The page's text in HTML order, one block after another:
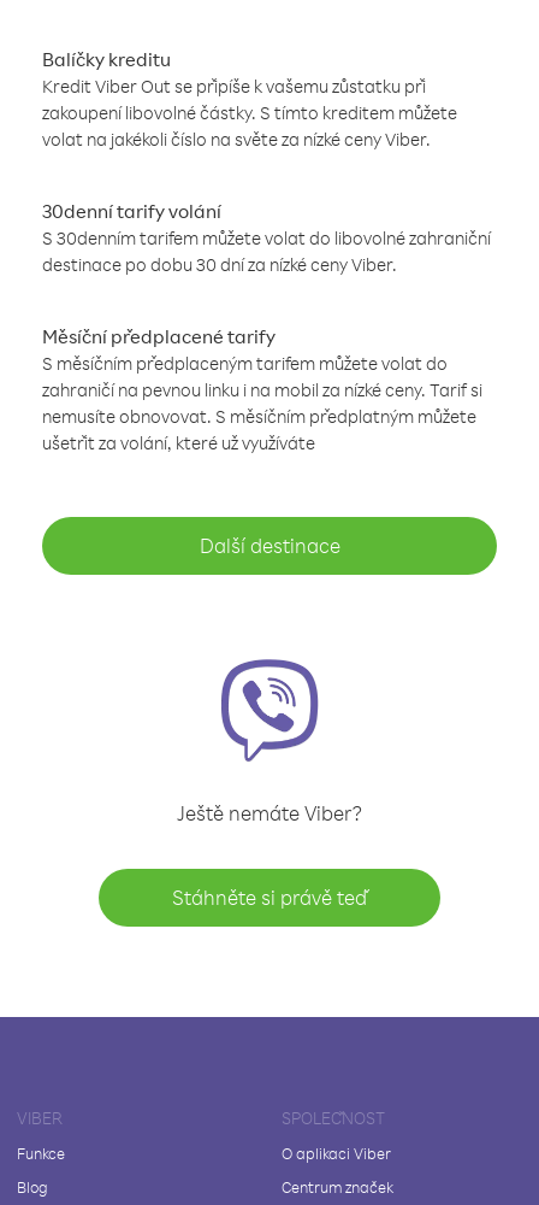
Balíčky kreditu
Kredit Viber Out se připíše k vašemu zůstatku při
zakoupení libovolné částky. S tímto kreditem můžete
volat na jakékoli číslo na světe za nízké ceny Viber.
30denní tarify volání
S 30denním tarifem můžete volat do libovolné zahraniční
destinace po dobu 30 dní za nízké ceny Viber.
Měsíční předplacené tarify
S měsíčním předplaceným tarifem můžete volat do
zahraničí na pevnou linku i na mobil za nízké ceny. Tarif si
nemusíte obnovovat. S měsíčním předplatným můžete
ušetřit za volání, které už využíváte
Další destinace
Ještě nemáte Viber?
Stáhněte si právě teď
VIBER
Funkce
Blog
SPOLEČNOST
O aplikaci Viber
Centrum značek